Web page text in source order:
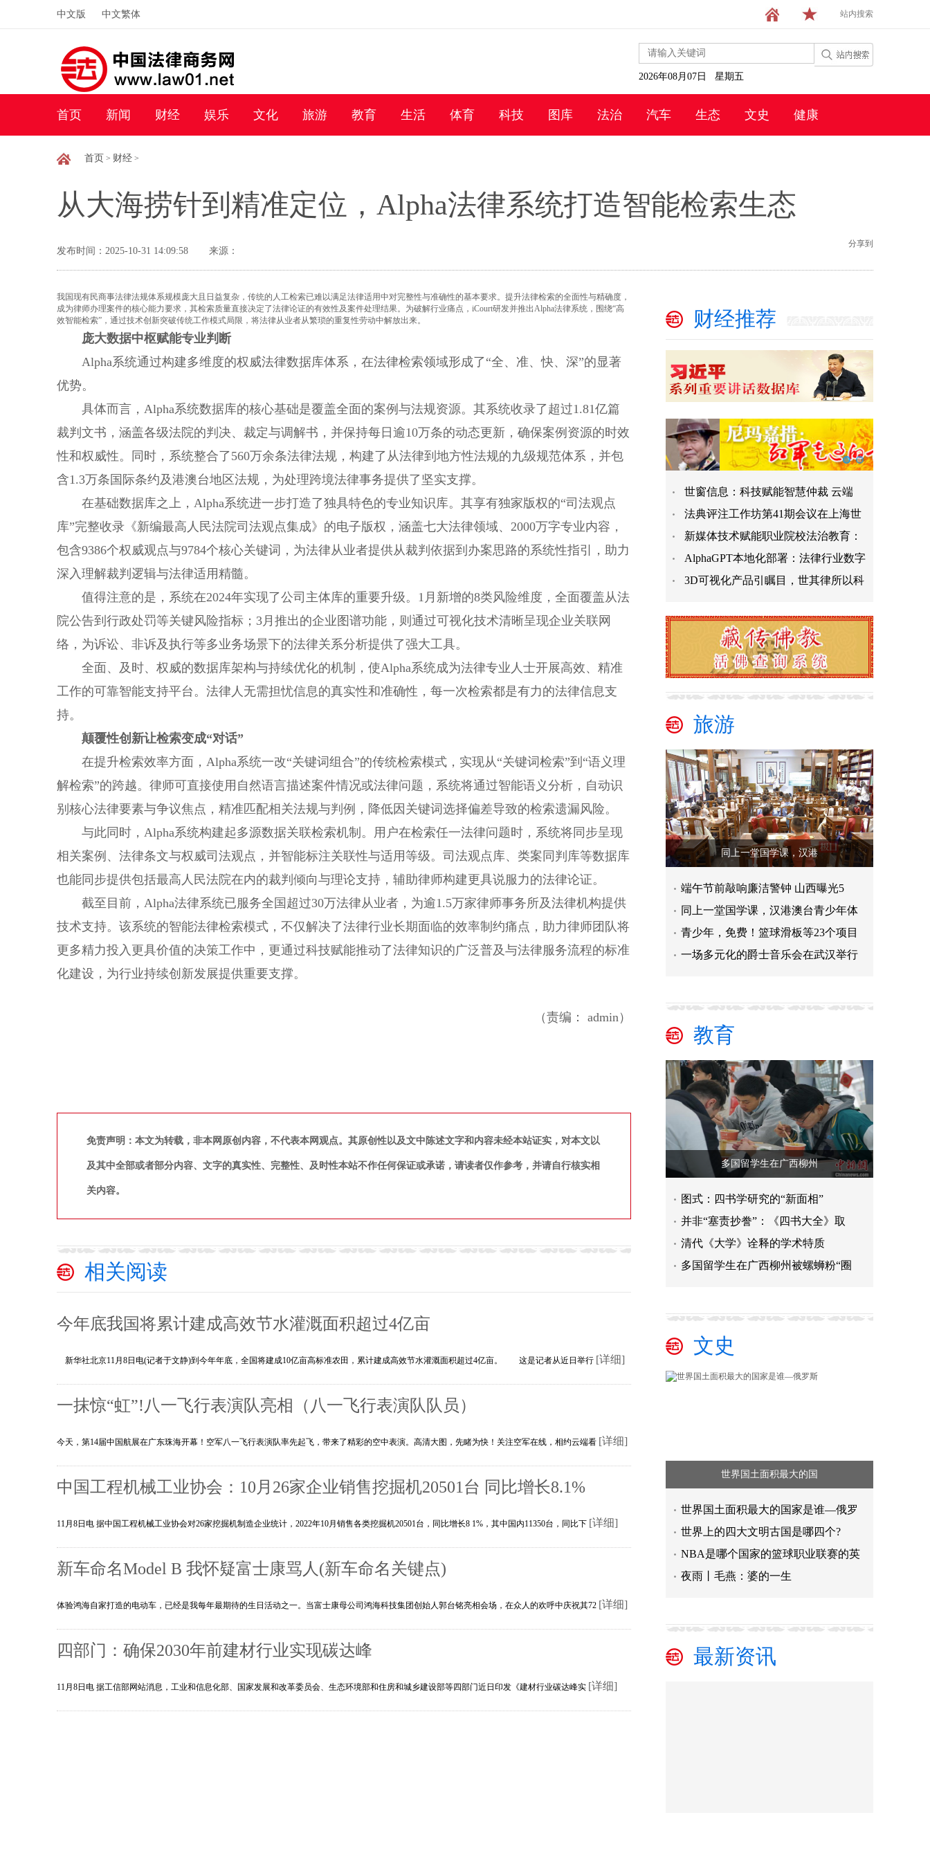
中文版 中文繁体 站内搜索
2026年08月07日 星期五
首页 新闻 财经 娱乐 文化 旅游 教育 生活 体育 科技 图库 法治 汽车 生态 文史 健康
首页 > 财经 >
从大海捞针到精准定位，Alpha法律系统打造智能检索生态
发布时间：2025-10-31 14:09:58 来源：
分享到
我国现有民商事法律法规体系规模庞大且日益复杂，传统的人工检索已难以满足法律适用中对完整性与准确性的基本要求。提升法律检索的全面性与精确度，
成为律师办理案件的核心能力要求，其检索质量直接决定了法律论证的有效性及案件处理结果。为破解行业痛点，iCourt研发并推出Alpha法律系统，围绕“高
效智能检索”，通过技术创新突破传统工作模式局限，将法律从业者从繁琐的重复性劳动中解放出来。
庞大数据中枢赋能专业判断
Alpha系统通过构建多维度的权威法律数据库体系，在法律检索领域形成了“全、准、快、深”的显著
优势。
具体而言，Alpha系统数据库的核心基础是覆盖全面的案例与法规资源。其系统收录了超过1.81亿篇
裁判文书，涵盖各级法院的判决、裁定与调解书，并保持每日逾10万条的动态更新，确保案例资源的时效
性和权威性。同时，系统整合了560万余条法律法规，构建了从法律到地方性法规的九级规范体系，并包
含1.3万条国际条约及港澳台地区法规，为处理跨境法律事务提供了坚实支撑。
在基础数据库之上，Alpha系统进一步打造了独具特色的专业知识库。其享有独家版权的“司法观点
库”完整收录《新编最高人民法院司法观点集成》的电子版权，涵盖七大法律领域、2000万字专业内容，
包含9386个权威观点与9784个核心关键词，为法律从业者提供从裁判依据到办案思路的系统性指引，助力
深入理解裁判逻辑与法律适用精髓。
值得注意的是，系统在2024年实现了公司主体库的重要升级。1月新增的8类风险维度，全面覆盖从法
院公告到行政处罚等关键风险指标；3月推出的企业图谱功能，则通过可视化技术清晰呈现企业关联网
络，为诉讼、非诉及执行等多业务场景下的法律关系分析提供了强大工具。
全面、及时、权威的数据库架构与持续优化的机制，使Alpha系统成为法律专业人士开展高效、精准
工作的可靠智能支持平台。法律人无需担忧信息的真实性和准确性，每一次检索都是有力的法律信息支
持。
颠覆性创新让检索变成“对话”
在提升检索效率方面，Alpha系统一改“关键词组合”的传统检索模式，实现从“关键词检索”到“语义理
解检索”的跨越。律师可直接使用自然语言描述案件情况或法律问题，系统将通过智能语义分析，自动识
别核心法律要素与争议焦点，精准匹配相关法规与判例，降低因关键词选择偏差导致的检索遗漏风险。
与此同时，Alpha系统构建起多源数据关联检索机制。用户在检索任一法律问题时，系统将同步呈现
相关案例、法律条文与权威司法观点，并智能标注关联性与适用等级。司法观点库、类案同判库等数据库
也能同步提供包括最高人民法院在内的裁判倾向与理论支持，辅助律师构建更具说服力的法律论证。
截至目前，Alpha法律系统已服务全国超过30万法律从业者，为逾1.5万家律师事务所及法律机构提供
技术支持。该系统的智能法律检索模式，不仅解决了法律行业长期面临的效率制约痛点，助力律师团队将
更多精力投入更具价值的决策工作中，更通过科技赋能推动了法律知识的广泛普及与法律服务流程的标准
化建设，为行业持续创新发展提供重要支撑。
（责编： admin）
免责声明：本文为转载，非本网原创内容，不代表本网观点。其原创性以及文中陈述文字和内容未经本站证实，对本文以
及其中全部或者部分内容、文字的真实性、完整性、及时性本站不作任何保证或承诺，请读者仅作参考，并请自行核实相
关内容。
相关阅读
今年底我国将累计建成高效节水灌溉面积超过4亿亩
新华社北京11月8日电(记者于文静)到今年年底，全国将建成10亿亩高标准农田，累计建成高效节水灌溉面积超过4亿亩。 这是记者从近日举行 [详细]
一抹惊“虹”!八一飞行表演队亮相（八一飞行表演队队员）
今天，第14届中国航展在广东珠海开幕！空军八一飞行表演队率先起飞，带来了精彩的空中表演。高清大图，先睹为快！关注空军在线，相约云端看 [详细]
中国工程机械工业协会：10月26家企业销售挖掘机20501台 同比增长8.1%
11月8日电 据中国工程机械工业协会对26家挖掘机制造企业统计，2022年10月销售各类挖掘机20501台，同比增长8 1%，其中国内11350台，同比下 [详细]
新车命名Model B 我怀疑富士康骂人(新车命名关键点)
体验鸿海自家打造的电动车，已经是我每年最期待的生日活动之一。当富士康母公司鸿海科技集团创始人郭台铭亮相会场，在众人的欢呼中庆祝其72 [详细]
四部门：确保2030年前建材行业实现碳达峰
11月8日电 据工信部网站消息，工业和信息化部、国家发展和改革委员会、生态环境部和住房和城乡建设部等四部门近日印发《建材行业碳达峰实 [详细]
财经推荐
世窗信息：科技赋能智慧仲裁 云端
法典评注工作坊第41期会议在上海世
新媒体技术赋能职业院校法治教育：
AlphaGPT本地化部署：法律行业数字
3D可视化产品引瞩目，世其律所以科
旅游
同上一堂国学课，汉港
端午节前敲响廉洁警钟 山西曝光5
同上一堂国学课，汉港澳台青少年体
青少年，免费！篮球滑板等23个项目
一场多元化的爵士音乐会在武汉举行
教育
多国留学生在广西柳州
图式：四书学研究的“新面相”
并非“塞责抄誊”：《四书大全》取
清代《大学》诠释的学术特质
多国留学生在广西柳州被螺蛳粉“圈
文史
世界国土面积最大的国
世界国土面积最大的国家是谁—俄罗
世界上的四⼤⽂明古国是哪四个?
NBA是哪个国家的篮球职业联赛的英
夜雨丨毛燕：婆的一生
最新资讯